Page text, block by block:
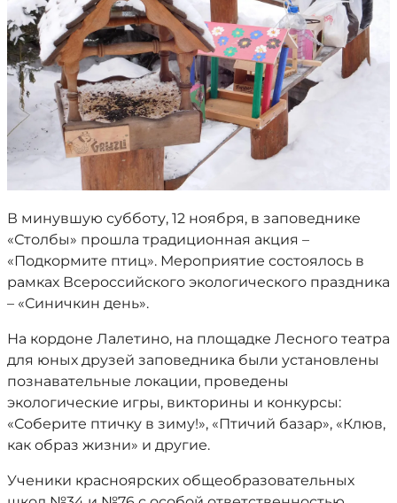
В минувшую субботу, 12 ноября, в заповеднике
«Столбы» прошла традиционная акция –
«Подкормите птиц». Мероприятие состоялось в
рамках Всероссийского экологического праздника
– «Синичкин день».
На кордоне Лалетино, на площадке Лесного театра
для юных друзей заповедника были установлены
познавательные локации, проведены
экологические игры, викторины и конкурсы:
«Соберите птичку в зиму!», «Птичий базар», «Клюв,
как образ жизни» и другие.
Ученики красноярских общеобразовательных